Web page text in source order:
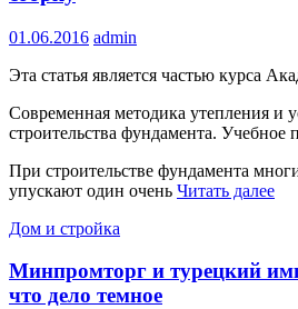
01.06.2016 admin
Эта статья является частью курса
Современная методика утепления и
строительства фундамента. Учебное
При строительстве фундамента
упускают один очень Читать далее
Дом и стройка
Минпромторг и турецкий
что дело темное